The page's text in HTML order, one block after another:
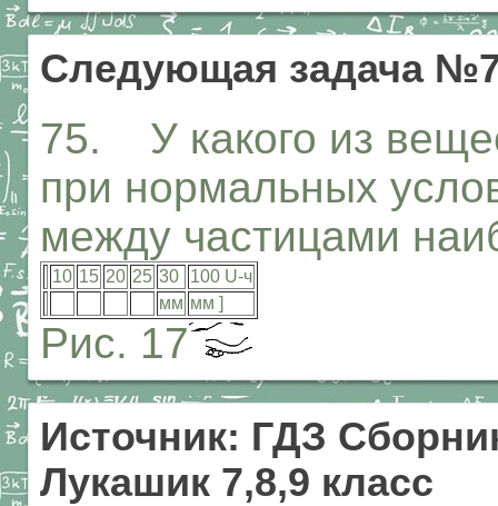
Следующая задача
75. У какого из
при нормальных
между частицами
10 15 20 25 30
100 U-ч
мм мм ]
Рис. 17
Источник: ГДЗ
Лукашик 7,8,9 класс